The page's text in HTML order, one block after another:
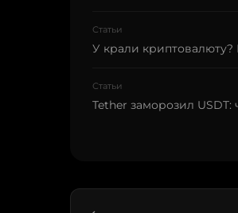
Статьи
У крали криптовалюту?
Статьи
Tether заморозил USDT: